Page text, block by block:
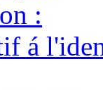
:
á